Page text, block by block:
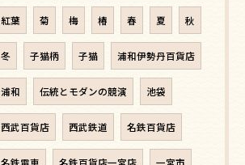
紅葉 菊 梅 椿 春 夏 秋
冬 子猫柄 子猫 浦和伊勢丹百貨店
浦和 伝統とモダンの競演 池袋
西武百貨店 西武鉄道 名鉄百貨店